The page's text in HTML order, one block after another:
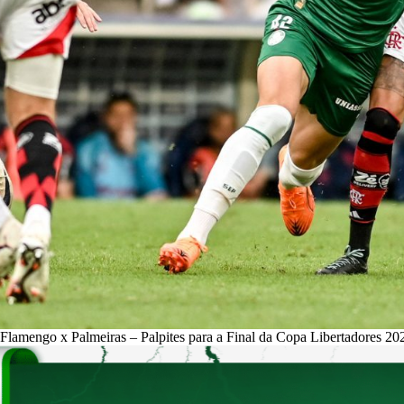
Flamengo x Palmeiras – Palpites para a Final da Copa Libertadores